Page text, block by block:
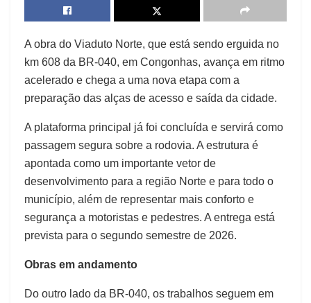
A obra do Viaduto Norte, que está sendo erguida no
km 608 da BR-040, em Congonhas, avança em ritmo
acelerado e chega a uma nova etapa com a
preparação das alças de acesso e saída da cidade.
A plataforma principal já foi concluída e servirá como
passagem segura sobre a rodovia. A estrutura é
apontada como um importante vetor de
desenvolvimento para a região Norte e para todo o
município, além de representar mais conforto e
segurança a motoristas e pedestres. A entrega está
prevista para o segundo semestre de 2026.
Obras em andamento
Do outro lado da BR-040, os trabalhos seguem em